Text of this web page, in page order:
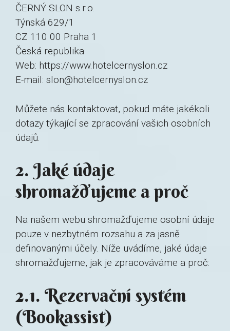
ČERNÝ SLON s.r.o.
Týnská 629/1
CZ 110 00 Praha 1
Česká republika
Web: https://www.hotelcernyslon.cz
E-mail: slon@hotelcernyslon.cz
Můžete nás kontaktovat, pokud máte jakékoli
dotazy týkající se zpracování vašich osobních
údajů.
2. Jaké údaje
shromažďujeme a proč
Na našem webu shromažďujeme osobní údaje
pouze v nezbytném rozsahu a za jasně
definovanými účely. Níže uvádíme, jaké údaje
shromažďujeme, jak je zpracováváme a proč:
2.1. Rezervační systém
(Bookassist)